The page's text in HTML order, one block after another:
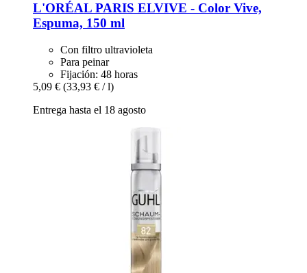
L'ORÉAL PARIS ELVIVE -​ Color Vive,
Espuma, 150 ml
Con filtro ultravioleta
Para peinar
Fijación: 48 horas
5,09 € (33,93 € / l)
Entrega hasta el 18 agosto